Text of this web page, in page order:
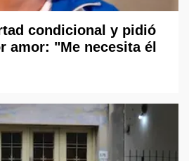
condicional y pidió
amor: "Me necesita él